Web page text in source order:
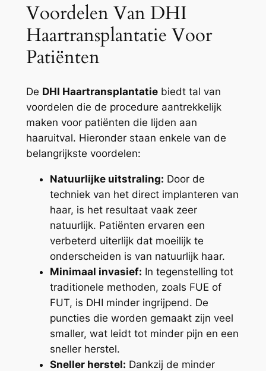
Voordelen Van DHI
Haartransplantatie Voor
Patiënten
De DHI Haartransplantatiebiedt tal van
voordelen die de procedure aantrekkelijk
maken voor patiënten die lijden aan
haaruitval. Hieronder staan enkele van de
belangrijkste voordelen:
Natuurlijke uitstraling: Door de
techniek van het direct implanteren van
haar, is het resultaat vaak zeer
natuurlijk. Patiënten ervaren een
verbeterd uiterlijk dat moeilijk te
onderscheiden is van natuurlijk haar.
Minimaal invasief: In tegenstelling tot
traditionele methoden, zoals FUE of
FUT, is DHI minder ingrijpend. De
puncties die worden gemaakt zijn veel
smaller, wat leidt tot minder pijn en een
sneller herstel.
Sneller herstel: Dankzij de minder